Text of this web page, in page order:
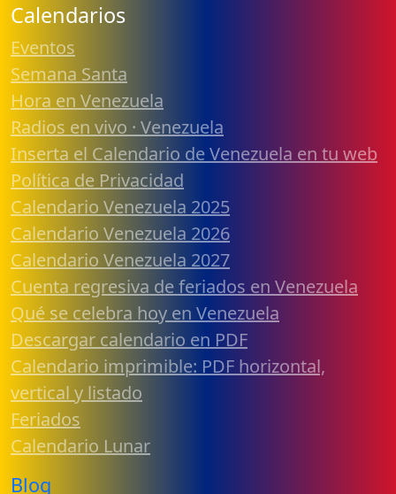
Calendarios
Eventos
Semana Santa
Hora en Venezuela
Radios en vivo · Venezuela
Inserta el Calendario de Venezuela en tu web
Política de Privacidad
Calendario Venezuela 2025
Calendario Venezuela 2026
Calendario Venezuela 2027
Cuenta regresiva de feriados en Venezuela
Qué se celebra hoy en Venezuela
Descargar calendario en PDF
Calendario imprimible: PDF horizontal,
vertical y listado
Feriados
Calendario Lunar
Blog